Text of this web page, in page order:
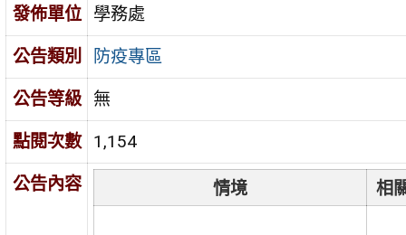
發佈單位 學務處
公告類別 防疫專區
公告等級 無
點閱次數 1,154
公告內容 情境 相